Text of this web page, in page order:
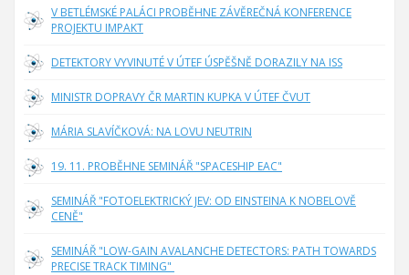
V BETLÉMSKÉ PALÁCI PROBĚHNE ZÁVĚREČNÁ KONFERENCE
PROJEKTU IMPAKT
DETEKTORY VYVINUTÉ V ÚTEF ÚSPĚŠNĚ DORAZILY NA ISS
MINISTR DOPRAVY ČR MARTIN KUPKA V ÚTEF ČVUT
MÁRIA SLAVÍČKOVÁ: NA LOVU NEUTRIN
19. 11. PROBĚHNE SEMINÁŘ "SPACESHIP EAC"
SEMINÁŘ "FOTOELEKTRICKÝ JEV: OD EINSTEINA K NOBELOVĚ
CENĚ"
SEMINÁŘ "LOW-GAIN AVALANCHE DETECTORS: PATH TOWARDS
PRECISE TRACK TIMING"